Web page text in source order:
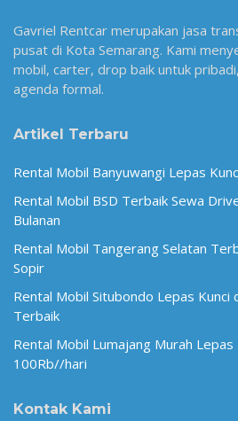
Gavriel Rentcar merupakan jasa
pusat di Kota Semarang. Kami
mobil, carter, drop baik untuk
agenda formal.
Artikel Terbaru
Rental Mobil Banyuwangi Lepas
Rental Mobil BSD Terbaik Sewa
Bulanan
Rental Mobil Tangerang Selatan
Sopir
Rental Mobil Situbondo Lepas Kunci
Terbaik
Rental Mobil Lumajang Murah Lepas
100Rb//hari
Kontak Kami